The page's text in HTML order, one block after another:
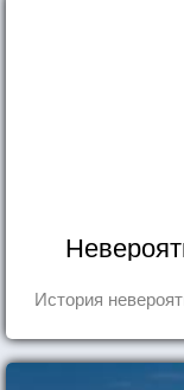
История